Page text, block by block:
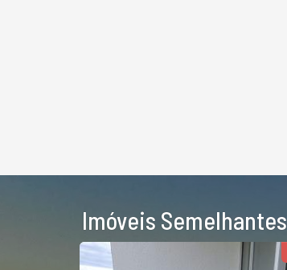
Imóveis Semelhantes